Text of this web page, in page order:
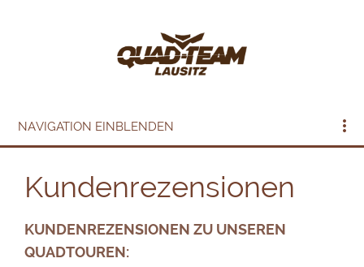
NAVIGATION EINBLENDEN
Kundenrezensionen
KUNDENREZENSIONEN ZU UNSEREN
QUADTOUREN: